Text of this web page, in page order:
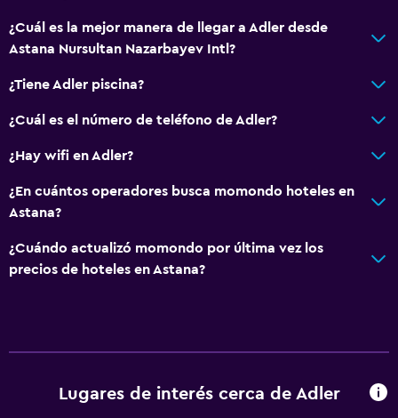
¿Cuál es la mejor manera de llegar a Adler desde
Astana Nursultan Nazarbayev Intl?
¿Tiene Adler piscina?
¿Cuál es el número de teléfono de Adler?
¿Hay wifi en Adler?
¿En cuántos operadores busca momondo hoteles en
Astana?
¿Cuándo actualizó momondo por última vez los
precios de hoteles en Astana?
Lugares de interés cerca de Adler